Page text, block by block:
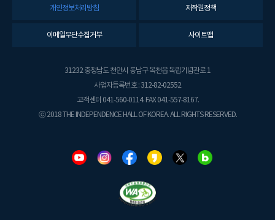
개인정보처리방침 저작권정책
이메일무단수집거부 사이트맵
31232 충청남도 천안시 동남구 목천읍 독립기념관로 1
사업자등록번호 : 312-82-02552
고객센터 041-560-0114. FAX 041-557-8167.
ⓒ 2018 THE INDEPENDENCE HALL OF KOREA. ALL RIGHTS RESERVED.